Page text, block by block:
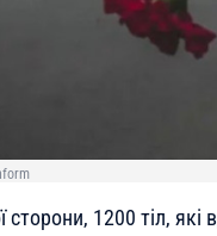
сторони, 1200 тіл,